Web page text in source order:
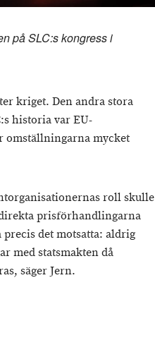
på SLC:s kongress i
kriget. Den andra stora
historia var EU-
omställningarna mycket
roll skulle
prisförhandlingarna
det motsatta: aldrig
med statsmakten då
säger Jern.